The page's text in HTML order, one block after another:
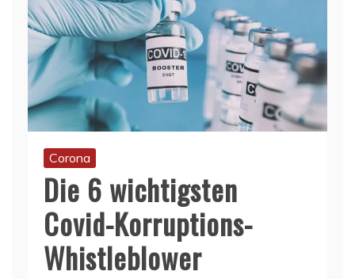
Corona
Die 6 wichtigsten
Covid-Korruptions-
Whistleblower